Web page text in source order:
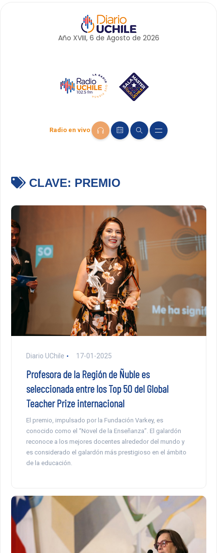
Año XVIII, 6 de Agosto de 2026
Radio en vivo
CLAVE: PREMIO
Diario UChile 17-01-2025
Profesora de la Región de Ñuble es
seleccionada entre los Top 50 del Global
Teacher Prize internacional
El premio, impulsado por la Fundación Varkey, es
conocido como el “Novel de la Enseñanza”. El galardón
reconoce a los mejores docentes alrededor del mundo y
es considerado el galardón más prestigioso en el ámbito
de la educación.